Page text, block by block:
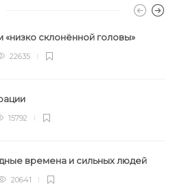
«низко склонённой головы»
22635
15792
времена и сильных людей
20641